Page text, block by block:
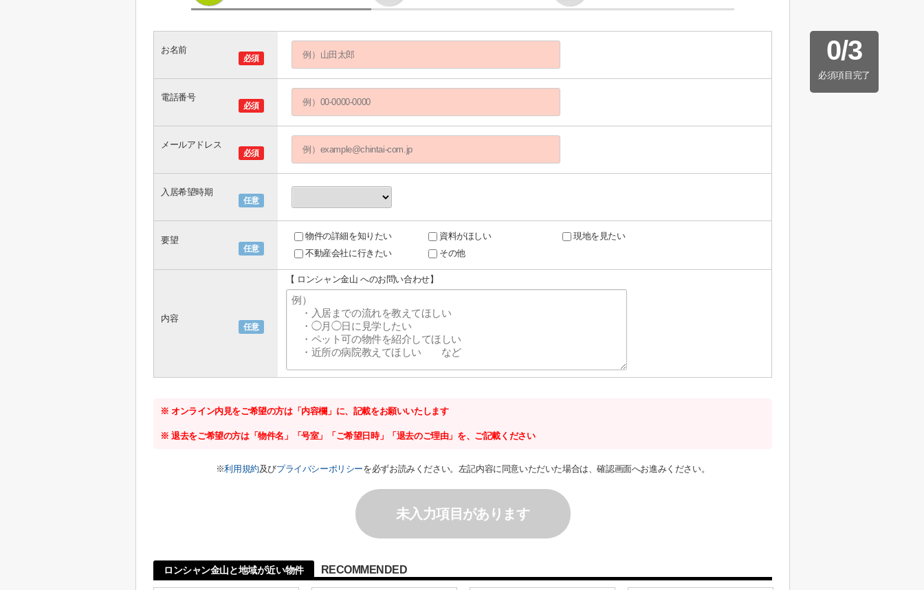
0/3
必須項目完了
必須
お名前
必須
電話番号
必須
メールアドレス
任意
入居希望時期
任意
要望 物件の詳細を知りたい 資料がほしい
現地を見たい
不動産会社に行きたい
その他
任意
内容
【 ロンシャン金山 へのお問い合わせ】
※ オンライン内見をご希望の方は「内容欄」に、記載をお願いいたします
※ 退去をご希望の方は「物件名」「号室」「ご希望日時」「退去のご理由」を、ご記載ください
※利用規約及びプライバシーポリシーを必ずお読みください。左記内容に同意いただいた場合は、確認画面へお進みください。
未入力項目があります
ロンシャン金山と地域が近い物件 RECOMMENDED